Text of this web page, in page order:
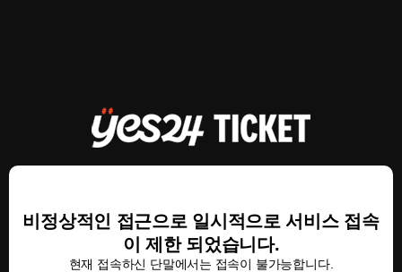
비정상적인 접근으로 일시적으로 서비스 접속
이 제한 되었습니다.
현재 접속하신 단말에서는 접속이 불가능합니다.